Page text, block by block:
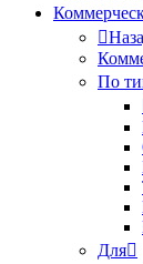
По
Для